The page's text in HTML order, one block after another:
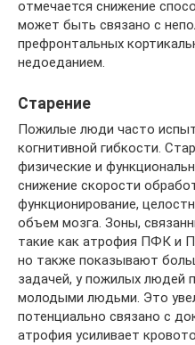
отмечается снижение
может быть связано с
префронтальных
недоеданием.
Старение
Пожилые люди часто
когнитивной гибкости.
физические и
снижение скорости
функционирование,
объем мозга. Зоны,
такие как атрофия ПФК и
но также показывают
задачей, у пожилых людей
молодыми людьми. Это
потенциально связано с
атрофия усиливает